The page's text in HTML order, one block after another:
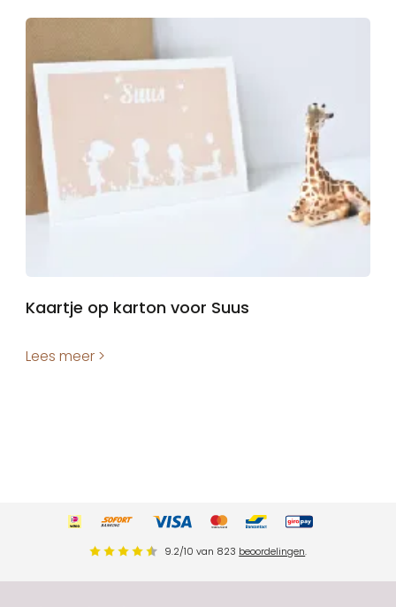
Kaartje op karton voor Suus
Lees meer >
9.2/10 van 823 beoordelingen.